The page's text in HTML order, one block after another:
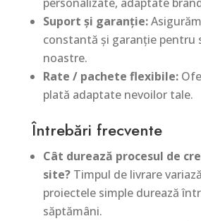
Suport și garanție:
constantă și garanție pentru
noastre.
Rate / pachete flexibile:
plată adaptate nevoilor tale.
Întrebări frecvente
Cât durează procesul de
site?Timpul de livrare
proiectele simple durează
săptămâni.